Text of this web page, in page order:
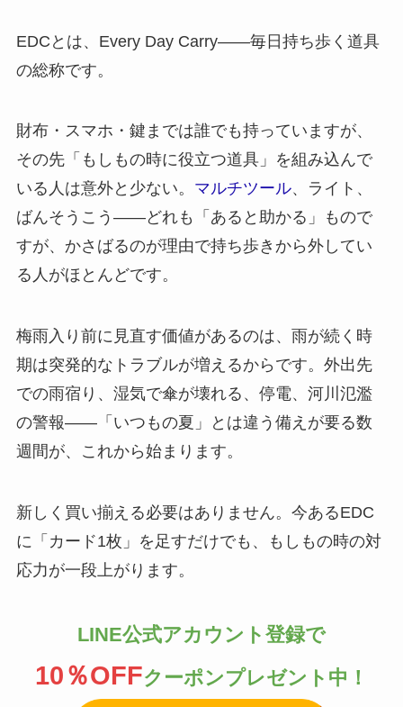
EDCとは、Every Day Carry——毎日持ち歩く道具
の総称です。
財布・スマホ・鍵までは誰でも持っていますが、
その先「もしもの時に役立つ道具」を組み込んで
いる人は意外と少ない。 マルチツール、ライト、
ばんそうこう——どれも「あると助かる」もので
すが、かさばるのが理由で持ち歩きから外してい
る人がほとんどです。
梅雨入り前に見直す価値があるのは、雨が続く時
期は突発的なトラブルが増えるからです。外出先
での雨宿り、湿気で傘が壊れる、停電、河川氾濫
の警報——「いつもの夏」とは違う備えが要る数
週間が、これから始まります。
新しく買い揃える必要はありません。今あるEDC
に「カード1枚」を足すだけでも、もしもの時の対
応力が一段上がります。
LINE公式アカウント登録で
10％OFFクーポンプレゼント中！